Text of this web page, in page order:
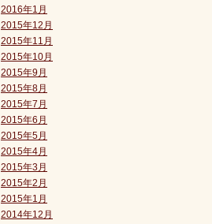
2016年1月
2015年12月
2015年11月
2015年10月
2015年9月
2015年8月
2015年7月
2015年6月
2015年5月
2015年4月
2015年3月
2015年2月
2015年1月
2014年12月